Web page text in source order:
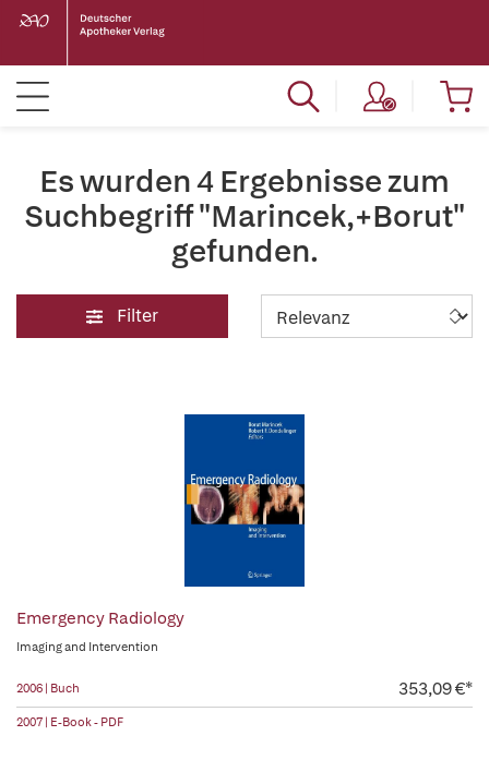
Es wurden 4 Ergebnisse zum
Suchbegriff "Marincek,+Borut"
gefunden.
Filter
Emergency Radiology
Imaging and Intervention
2006 | Buch 353,09 €*
2007 | E-Book - PDF